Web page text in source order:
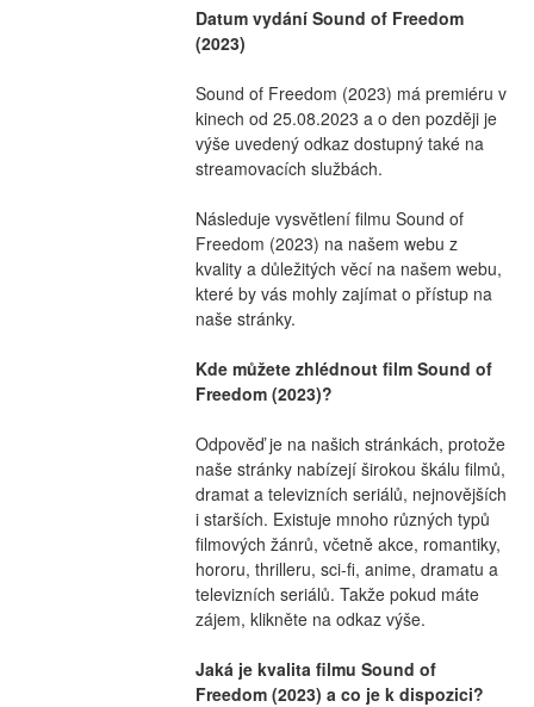
Datum vydání Sound of Freedom
(2023)
Sound of Freedom (2023) má premiéru v
kinech od 25.08.2023 a o den později je
výše uvedený odkaz dostupný také na
streamovacích službách.
Následuje vysvětlení filmu Sound of
Freedom (2023) na našem webu z
kvality a důležitých věcí na našem webu,
které by vás mohly zajímat o přístup na
naše stránky.
Kde můžete zhlédnout film Sound of
Freedom (2023)?
Odpověď je na našich stránkách, protože
naše stránky nabízejí širokou škálu filmů,
dramat a televizních seriálů, nejnovějších
i starších. Existuje mnoho různých typů
filmových žánrů, včetně akce, romantiky,
hororu, thrilleru, sci-fi, anime, dramatu a
televizních seriálů. Takže pokud máte
zájem, klikněte na odkaz výše.
Jaká je kvalita filmu Sound of
Freedom (2023) a co je k dispozici?